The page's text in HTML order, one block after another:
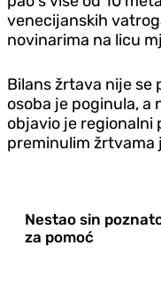
venecijanskih
novinarima na licu
Bilans žrtava nije se
osoba je poginula, a
objavio je regionalni
preminulim žrtvama
Nestao sin
za pomoć